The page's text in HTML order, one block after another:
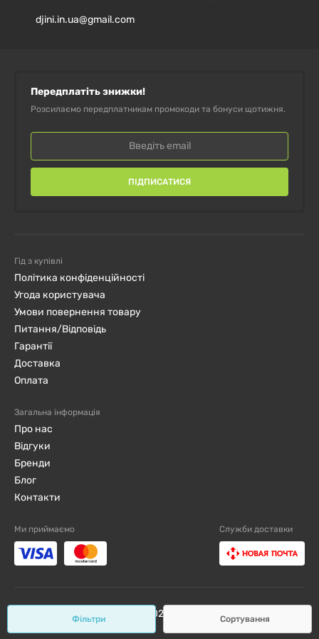
Куркумін Turmeric Complex 500 мг 21st
Century, 60 капсул
Фільтри Сортування
djini.in.ua@gmail.com
Передплатіть знижки!
Розсилаємо передплатникам промокоди та бонуси щотижня.
ПІДПИСАТИСЯ
Гід з купівлі
Політика конфіденційності
Угода користувача
Умови повернення товару
Питання/Відповідь
Гарантії
Доставка
Оплата
Загальна інформація
Про нас
Відгуки
Бренди
Блог
Контакти
Ми приймаємо Служби доставки
djini.com.ua ©2019 - 2026 / Всі права захищені